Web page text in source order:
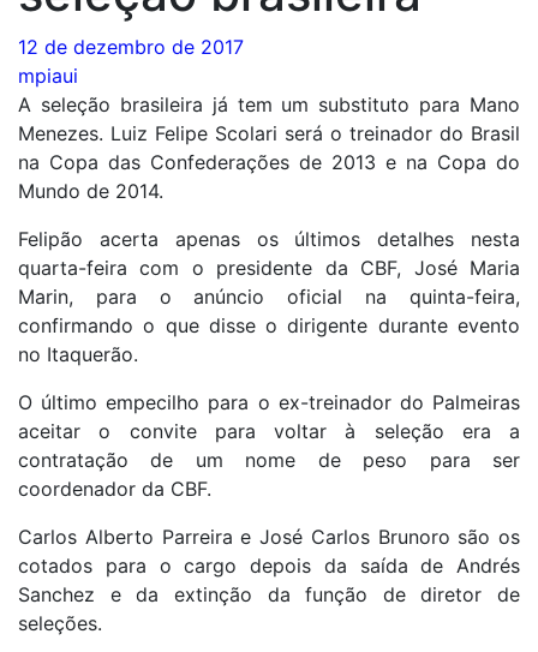
12 de dezembro de 2017
mpiaui
A seleção brasileira já tem um substituto para Mano
Menezes. Luiz Felipe Scolari será o treinador do Brasil
na Copa das Confederações de 2013 e na Copa do
Mundo de 2014.
Felipão acerta apenas os últimos detalhes nesta
quarta-feira com o presidente da CBF, José Maria
Marin, para o anúncio oficial na quinta-feira,
confirmando o que disse o dirigente durante evento
no Itaquerão.
O último empecilho para o ex-treinador do Palmeiras
aceitar o convite para voltar à seleção era a
contratação de um nome de peso para ser
coordenador da CBF.
Carlos Alberto Parreira e José Carlos Brunoro são os
cotados para o cargo depois da saída de Andrés
Sanchez e da extinção da função de diretor de
seleções.